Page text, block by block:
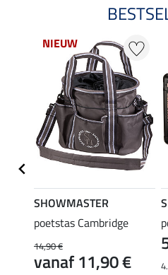
NIEUW
SHOWMASTER
poetstas Cambridge
14,90 €
vanaf 11,90 €